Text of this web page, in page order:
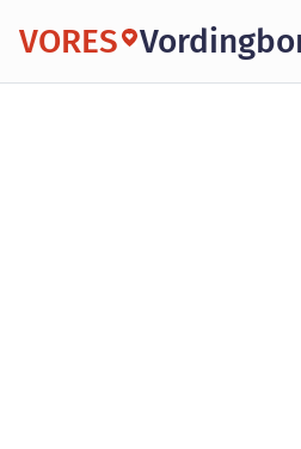
VORES